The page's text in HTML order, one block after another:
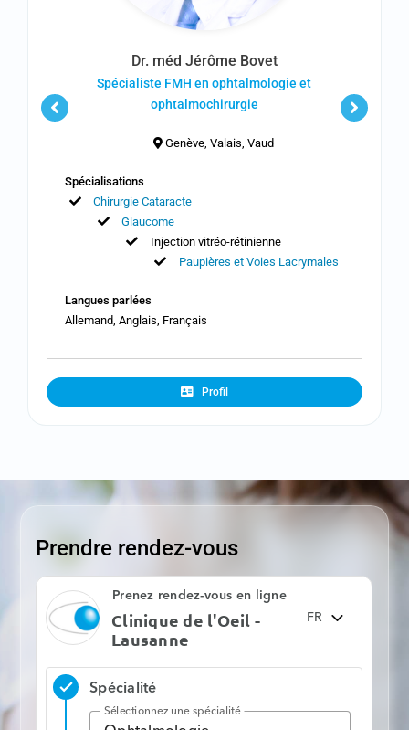
Dr. méd Jérôme Bovet
Spécialiste FMH en ophtalmologie et
ophtalmochirurgie
Genève, Valais, Vaud
Spécialisations
Chirurgie Cataracte
Glaucome
Injection vitréo-rétinienne
Paupières et Voies Lacrymales
Langues parlées
Allemand, Anglais, Français
Profil
Prendre rendez-vous